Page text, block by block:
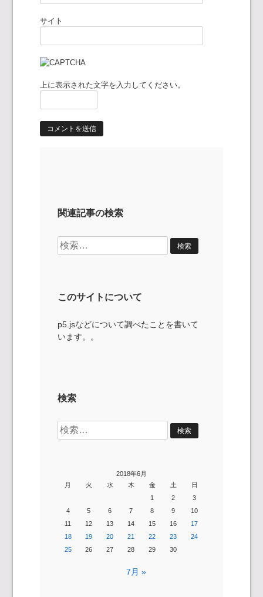
サイト
上に表示された文字を入力してください。
関連記事の検索
検
索:
このサイトについて
p5.jsなどについて調べたことを書いて
います。。
検索
検
索:
2018年6月
月
火 水 木 金 土
日
1
2
3
4
5 6 7 8 9
10
11
12 13 14 15 16
17
18
19 20 21 22 23
24
25
26 27 28 29 30
7月 »